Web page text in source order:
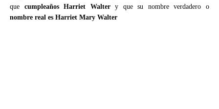
que cumpleaños Harriet Waltery que su nombre verdadero o
nombre real es Harriet Mary Walter